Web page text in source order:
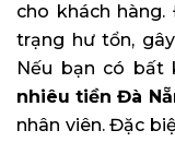
cho khách
trạng hư tổn,
Nếu bạn có bất
nhiêu tiền Đà
nhân viên. Đặc